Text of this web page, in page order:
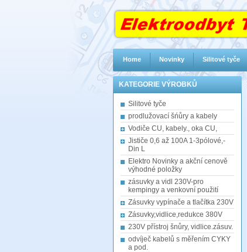
KATEGORIE VÝROBKŮ
Silitové tyče
prodlužovací šńůry a kabely
Vodiče CU, kabely., oka CU,
Jističe 0,6 až 100A 1-3pólové,-
Din L
Elektro Novinky a akční cenově
výhodné položky
zásuvky a vidl 230V-pro
kempingy a venkovní použití
Zásuvky vypínače a tlačítka 230V
Zásuvky,vidlice,redukce 380V
230V přístroj šnůry, vidlice.zásuv.
odvíječ kabelů s měřením CYKY
a pod.
Home Novinky Silitové tyče